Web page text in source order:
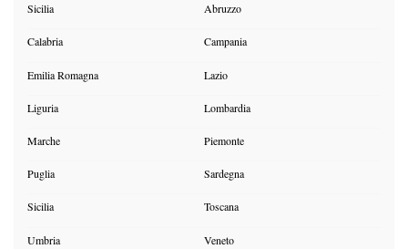
Sicilia Abruzzo
Calabria Campania
Emilia Romagna Lazio
Liguria Lombardia
Marche Piemonte
Puglia Sardegna
Sicilia Toscana
Umbria Veneto